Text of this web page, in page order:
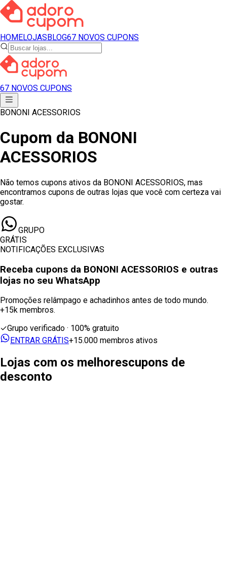
HOMELOJASBLOG67 NOVOS CUPONS
67 NOVOS CUPONS
BONONI ACESSORIOS
Cupom da BONONI
ACESSORIOS
Não temos cupons ativos da BONONI ACESSORIOS, mas
encontramos cupons de outras lojas que você com certeza vai
gostar.
GRUPO
GRÁTIS
NOTIFICAÇÕES EXCLUSIVAS
Receba cupons da BONONI ACESSORIOS e outras
lojas no seu WhatsApp
Promoções relâmpago e achadinhos antes de todo mundo.
+15k membros.
✓Grupo verificado · 100% gratuito
ENTRAR GRÁTIS+15.000 membros ativos
Lojas com os melhorescupons de
desconto